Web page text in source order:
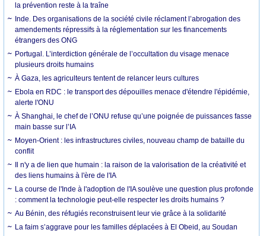
la prévention reste à la traîne
Inde. Des organisations de la société civile réclament l’abrogation des
amendements répressifs à la réglementation sur les financements
étrangers des ONG
Portugal. L’interdiction générale de l’occultation du visage menace
plusieurs droits humains
À Gaza, les agriculteurs tentent de relancer leurs cultures
Ebola en RDC : le transport des dépouilles menace d'étendre l'épidémie,
alerte l'ONU
À Shanghai, le chef de l’ONU refuse qu’une poignée de puissances fasse
main basse sur l’IA
Moyen-Orient : les infrastructures civiles, nouveau champ de bataille du
conflit
Il n'y a de lien que humain : la raison de la valorisation de la créativité et
des liens humains à l'ère de l'IA
La course de l'Inde à l'adoption de l'IA soulève une question plus profonde
: comment la technologie peut-elle respecter les droits humains ?
Au Bénin, des réfugiés reconstruisent leur vie grâce à la solidarité
La faim s’aggrave pour les familles déplacées à El Obeid, au Soudan